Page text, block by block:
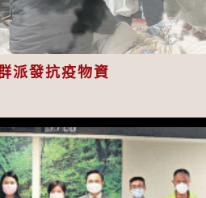
派發抗疫物資